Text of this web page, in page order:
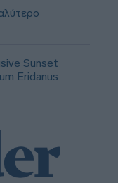
Sunset
Eridanus